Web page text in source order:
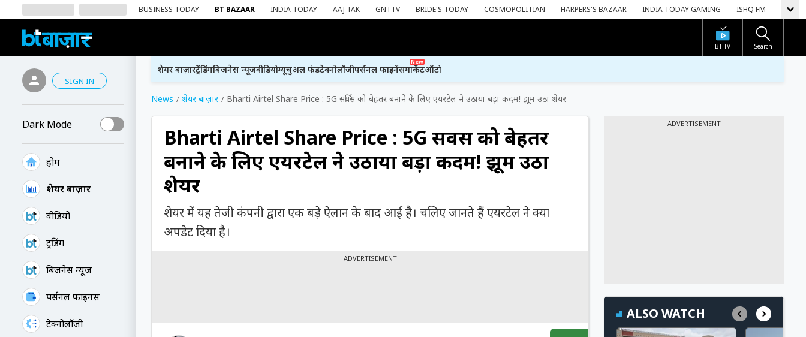
BUSINESS TODAY BT BAZAAR INDIA TODAY AAJ TAK GNTTV BRIDE'S TODAY COSMOPOLITIAN HARPERS'S BAZAAR INDIA TODAY GAMING ISHQ FM
BT TV Search
SIGN IN
Dark Mode
होम
शेयर बाज़ार
वीडियो
ट्रेंडिंग
बिजनेस न्यूज
पर्सनल फाइनेंस
टेक्नोलॉजी
शेयर बाज़ारट्रेंडिंगबिजनेस न्यूजवीडियोम्यूचुअल फंडटेक्नोलॉजीपर्सनल फाइनेंस
New
मार्केटऑटो
News शेयर बाज़ार Bharti Airtel Share Price : 5G सर्विस को बेहतर बनाने के लिए एयरटेल ने उठाया बड़ा कदम! झूम उठा शेयर
Bharti Airtel Share Price : 5G सर्विस को बेहतर
बनाने के लिए एयरटेल ने उठाया बड़ा कदम! झूम उठा
शेयर
शेयर में यह तेजी कंपनी द्वारा एक बड़े ऐलान के बाद आई है। चलिए जानते हैं एयरटेल ने क्या
अपडेट दिया है।
ADVERTISEMENT
ADVERTISEMENT
ALSO WATCH